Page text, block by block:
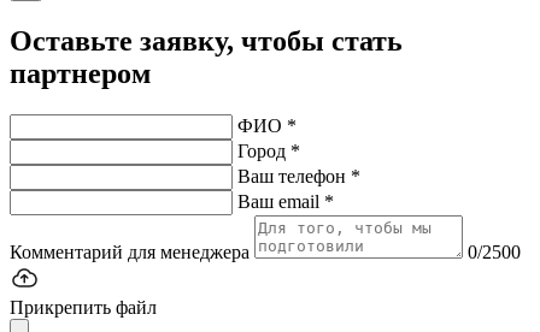
Оставьте заявку, чтобы стать
партнером
ФИО *
Город *
Ваш телефон *
Ваш email *
Комментарий для менеджера 0/2500
Прикрепить файл